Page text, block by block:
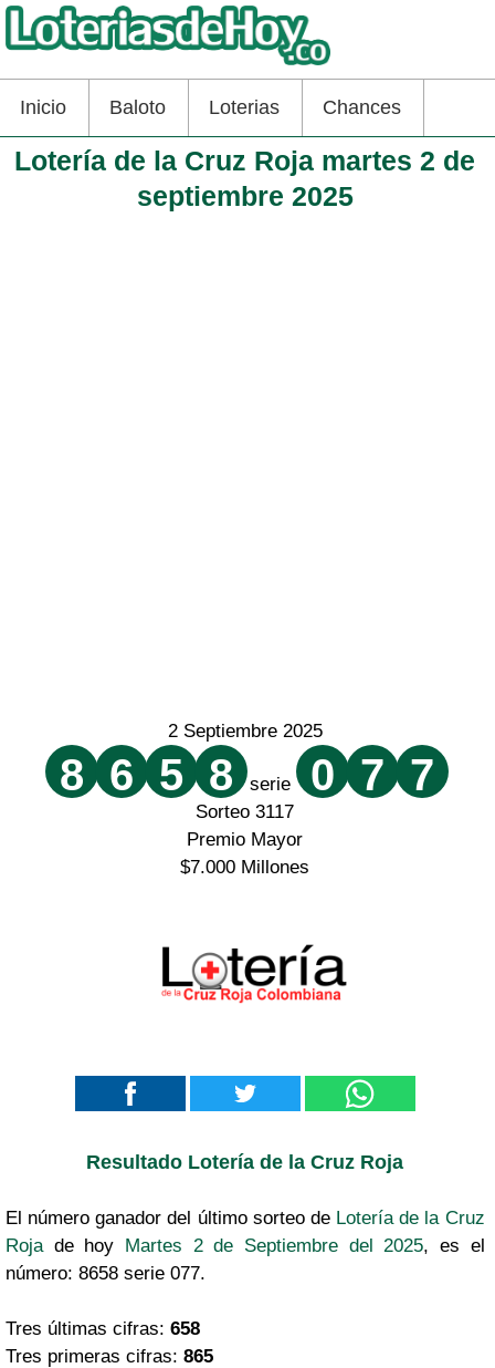
Inicio Baloto Loterias Chances
Lotería de la Cruz Roja martes 2 de
septiembre 2025
2 Septiembre 2025
8 6 5 8 serie 0 7 7
Sorteo 3117
Premio Mayor
$7.000 Millones
Resultado Lotería de la Cruz Roja
El número ganador del último sorteo de Lotería de la Cruz
Roja de hoy Martes 2 de Septiembre del 2025, es el
número: 8658 serie 077.
Tres últimas cifras: 658
Tres primeras cifras: 865